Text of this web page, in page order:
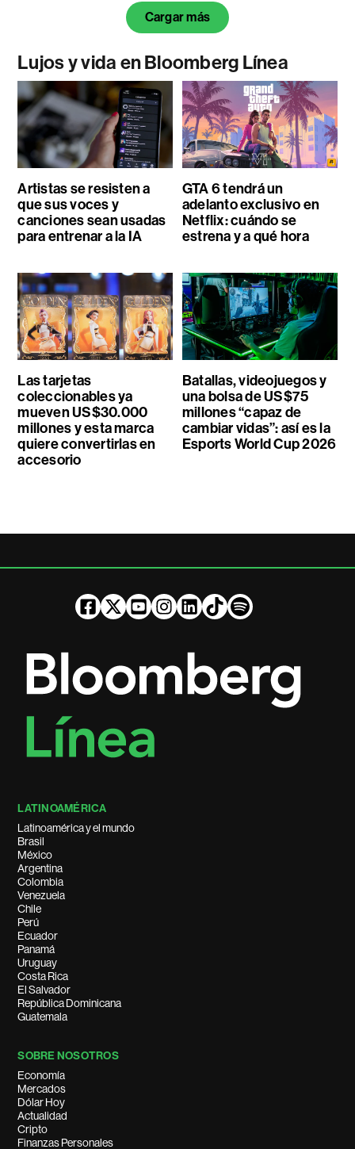
Cargar más
Lujos y vida en Bloomberg Línea
Artistas se resisten a
que sus voces y
canciones sean usadas
para entrenar a la IA
GTA 6 tendrá un
adelanto exclusivo en
Netflix: cuándo se
estrena y a qué hora
Las tarjetas
coleccionables ya
mueven US$30.000
millones y esta marca
quiere convertirlas en
accesorio
Batallas, videojuegos y
una bolsa de US$75
millones “capaz de
cambiar vidas”: así es la
Esports World Cup 2026
LATINOAMÉRICA
Latinoamérica y el mundo
Brasil
México
Argentina
Colombia
Venezuela
Chile
Perú
Ecuador
Panamá
Uruguay
Costa Rica
El Salvador
República Dominicana
Guatemala
SOBRE NOSOTROS
Economía
Mercados
Dólar Hoy
Actualidad
Cripto
Finanzas Personales